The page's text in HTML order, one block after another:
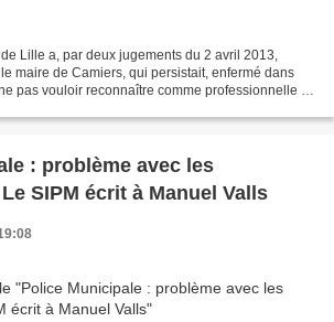
Lille a, par deux jugements du 2 avril 2013,
maire de Camiers, qui persistait, enfermé dans
pas vouloir reconnaître comme professionnelle la
: problème avec les
SIPM écrit à Manuel Valls